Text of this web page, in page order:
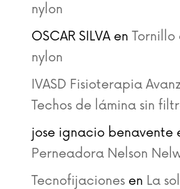
nylon
OSCAR SILVAen
nylon
IVASD Fisioterapia
Techos de lámina sin
jose ignacio benavente
Perneadora Nelson
Tecnofijacionesen La